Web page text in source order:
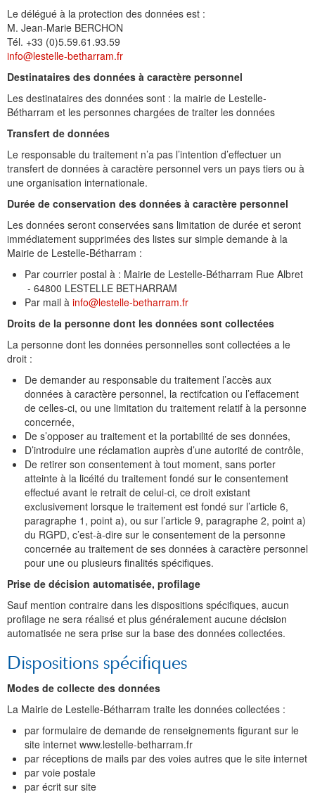
Le délégué à la protection des données est :
M. Jean-Marie BERCHON
Tél. +33 (0)5.59.61.93.59
info@lestelle-betharram.fr
Destinataires des données à caractère personnel
Les destinataires des données sont : la mairie de Lestelle-
Bétharram et les personnes chargées de traiter les données
Transfert de données
Le responsable du traitement n’a pas l’intention d’effectuer un
transfert de données à caractère personnel vers un pays tiers ou à
une organisation internationale.
Durée de conservation des données à caractère personnel
Les données seront conservées sans limitation de durée et seront
immédiatement supprimées des listes sur simple demande à la
Mairie de Lestelle-Bétharram :
Par courrier postal à : Mairie de Lestelle-Bétharram Rue Albret
- 64800 LESTELLE BETHARRAM
Par mail à info@lestelle-betharram.fr
Droits de la personne dont les données sont collectées
La personne dont les données personnelles sont collectées a le
droit :
De demander au responsable du traitement l’accès aux
données à caractère personnel, la rectifcation ou l’effacement
de celles-ci, ou une limitation du traitement relatif à la personne
concernée,
De s’opposer au traitement et la portabilité de ses données,
D’introduire une réclamation auprès d’une autorité de contrôle,
De retirer son consentement à tout moment, sans porter
atteinte à la licéité du traitement fondé sur le consentement
effectué avant le retrait de celui-ci, ce droit existant
exclusivement lorsque le traitement est fondé sur l’article 6,
paragraphe 1, point a), ou sur l’article 9, paragraphe 2, point a)
du RGPD, c’est-à-dire sur le consentement de la personne
concernée au traitement de ses données à caractère personnel
pour une ou plusieurs finalités spécifiques.
Prise de décision automatisée, profilage
Sauf mention contraire dans les dispositions spécifiques, aucun
profilage ne sera réalisé et plus généralement aucune décision
automatisée ne sera prise sur la base des données collectées.
Dispositions spécifiques
Modes de collecte des données
La Mairie de Lestelle-Bétharram traite les données collectées :
par formulaire de demande de renseignements figurant sur le
site internet www.lestelle-betharram.fr
par réceptions de mails par des voies autres que le site internet
par voie postale
par écrit sur site